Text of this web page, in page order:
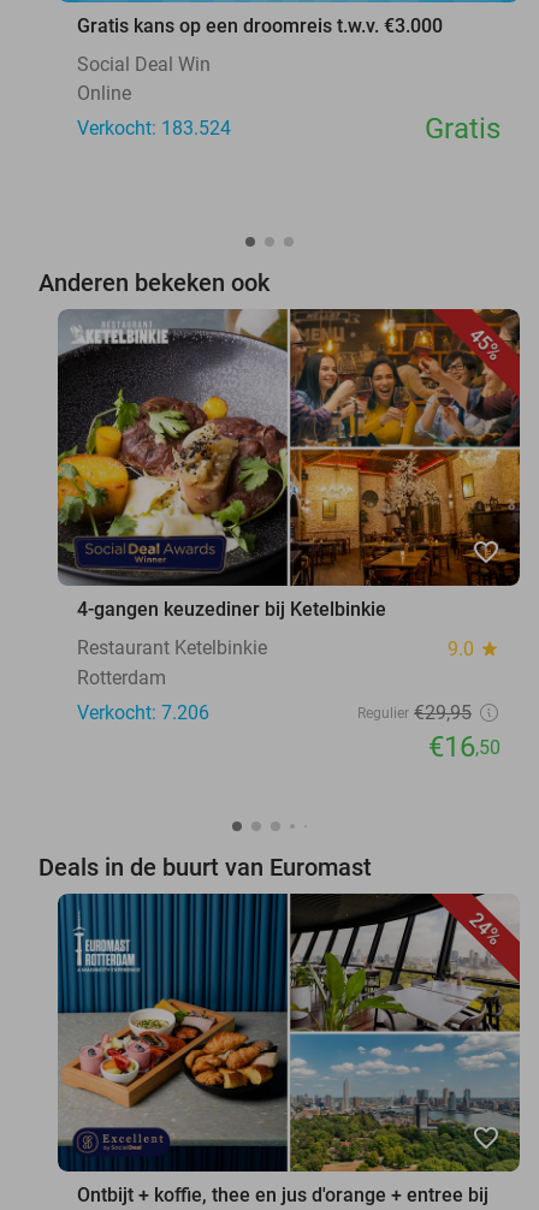
Gratis kans op een droomreis t.w.v. €3.000
Social Deal Win
Online
Verkocht: 183.524
Gratis
Anderen bekeken ook
45%
favorite_border
4-gangen keuzediner bij Ketelbinkie
Restaurant Ketelbinkie
9.0 star
Rotterdam
Verkocht: 7.206
Regulier €29,95
€16,50
Deals in de buurt van Euromast
24%
favorite_border
Ontbijt + koffie, thee en jus d'orange + entree bij